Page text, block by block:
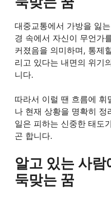
대중교통에서 가방을 잃
경 속에서 자신이 무언가
커졌음을 의미하며, 통제
리고 있다는 내면의 위기
니다.
따라서 이럴 땐 흐름에 휘
나 현재 상황을 명확히 정
일은 피하는 신중한 태도
곤 합니다.
알고 있는 사
둑맞는 꿈